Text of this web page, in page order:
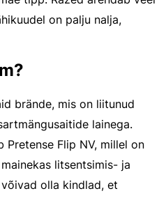
on palju nalja,
brände, mis on liitunud
lainega.
Pretense Flip NV, millel on
litsentsimis- ja
olla kindlad, et